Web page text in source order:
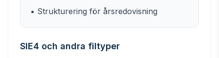
• Strukturering för årsredovisning
SIE4 och andra filtyper